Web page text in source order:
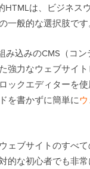
HTMLは、ビジネス
一般的な選択肢です
み込みのCMS（コ
強力なウェブサイ
ックエディターを使
を書かずに簡単に
ェブサイトのすべて
的な初心者でも非